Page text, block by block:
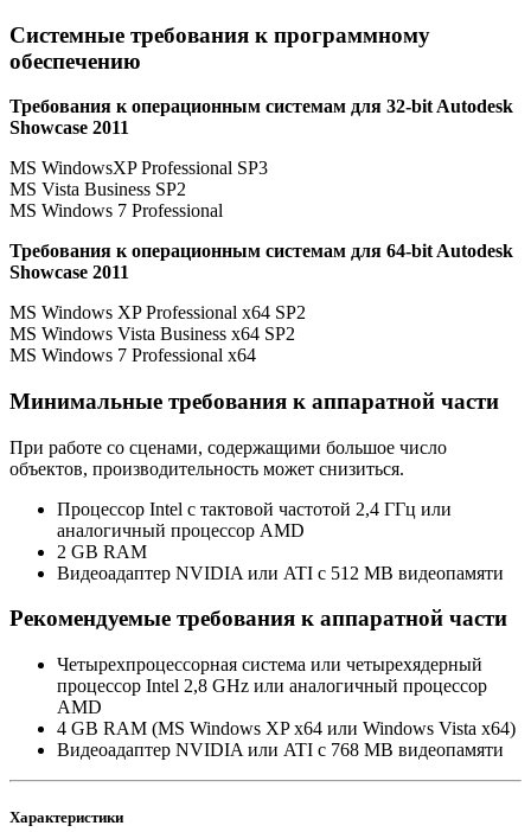
Системные требования к программному
обеспечению
Требования к операционным системам для 32-bit Autodesk
Showcase 2011
MS WindowsXP Professional SP3
MS Vista Business SP2
MS Windows 7 Professional
Требования к операционным системам для 64-bit Autodesk
Showcase 2011
MS Windows XP Professional x64 SP2
MS Windows Vista Business x64 SP2
MS Windows 7 Professional x64
Минимальные требования к аппаратной части
При работе со сценами, содержащими большое число
объектов, производительность может снизиться.
Процессор Intel с тактовой частотой 2,4 ГГц или
аналогичный процессор AMD
2 GB RAM
Видеоадаптер NVIDIA или ATI с 512 MB видеопамяти
Рекомендуемые требования к аппаратной части
Четырехпроцессорная система или четырехядерный
процессор Intel 2,8 GHz или аналогичный процессор
AMD
4 GB RAM (MS Windows XP x64 или Windows Vista x64)
Видеоадаптер NVIDIA или ATI с 768 MB видеопамяти
Характеристики